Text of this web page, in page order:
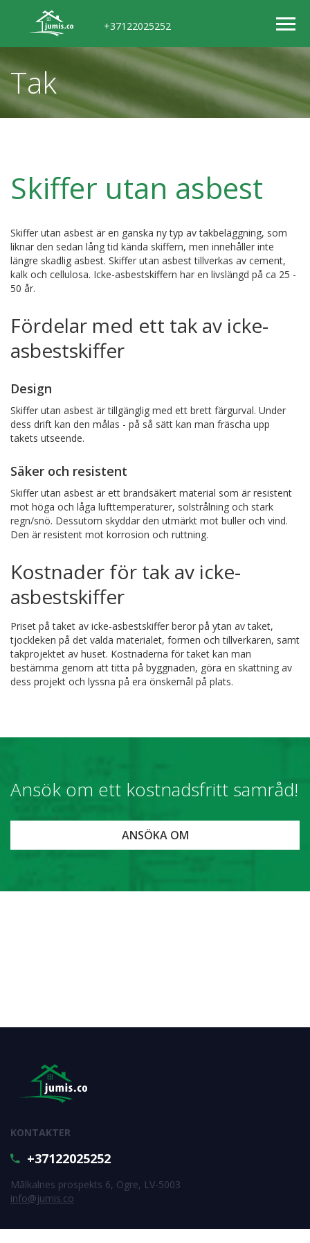
+37122025252
Tak
Skiffer utan asbest
Skiffer utan asbest är en ganska ny typ av takbeläggning, som
liknar den sedan lång tid kända skiffern, men innehåller inte
längre skadlig asbest. Skiffer utan asbest tillverkas av cement,
kalk och cellulosa. Icke-asbestskiffern har en livslängd på ca 25 -
50 år.
Fördelar med ett tak av icke-
asbestskiffer
Design
Skiffer utan asbest är tillgänglig med ett brett färgurval. Under
dess drift kan den målas - på så sätt kan man fräscha upp
takets utseende.
Säker och resistent
Skiffer utan asbest är ett brandsäkert material som är resistent
mot höga och låga lufttemperaturer, solstrålning och stark
regn/snö. Dessutom skyddar den utmärkt mot buller och vind.
Den är resistent mot korrosion och ruttning.
Kostnader för tak av icke-
asbestskiffer
Priset på taket av icke-asbestskiffer beror på ytan av taket,
tjockleken på det valda materialet, formen och tillverkaren, samt
takprojektet av huset. Kostnaderna för taket kan man
bestämma genom att titta på byggnaden, göra en skattning av
dess projekt och lyssna på era önskemål på plats.
Ansök om ett kostnadsfritt samråd!
ANSÖKA OM
KONTAKTER
+37122025252
Mālkalnes prospekts 6, Ogre, LV-5003
info@jumis.co
SUBSCRIBE